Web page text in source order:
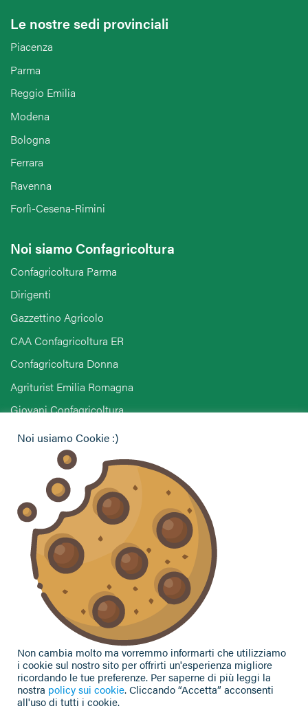
Le nostre sedi provinciali
Piacenza
Parma
Reggio Emilia
Modena
Bologna
Ferrara
Ravenna
Forlì-Cesena-Rimini
Noi siamo Confagricoltura
Confagricoltura Parma
Dirigenti
Gazzettino Agricolo
CAA Confagricoltura ER
Confagricoltura Donna
Agriturist Emilia Romagna
Giovani Confagricoltura
Pensionati Confagricoltura
Hai bisogno di informazioni?
Vuoi contattarci per ricevere assistenza, lasciare un
commento o chiedere informazioni?
CONTATTACI
Seguici sui social
Privacy Policy|Cookie Policy
Noi usiamo Cookie :)
Non cambia molto ma vorremmo informarti che utilizziamo
i cookie sul nostro sito per offrirti un'esperienza migliore
ricordando le tue preferenze. Per saperne di più leggi la
nostra policy sui cookie. Cliccando “Accetta” acconsenti
all'uso di tutti i cookie.